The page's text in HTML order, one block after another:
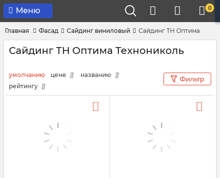
Меню 0
Главная Фасад Сайдинг виниловый Сайдинг ТН Оптима
Сайдинг ТН Оптима Технониколь
умолчанию цене
названию
рейтингу
Фильтр